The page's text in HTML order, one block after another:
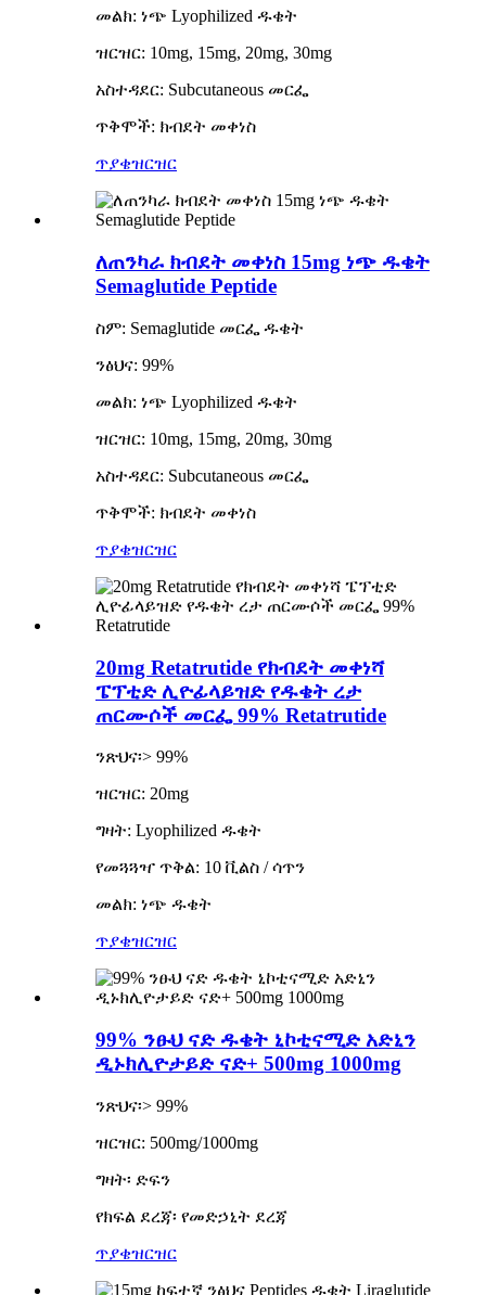
መልክ: ነጭ Lyophilized ዱቄት
ዝርዝር: 10mg, 15mg, 20mg, 30mg
አስተዳደር: Subcutaneous መርፌ
ጥቅሞች: ክብደት መቀነስ
ጥያቄዝርዝር
ለጠንካራ ክብደት መቀነስ 15mg ነጭ ዱቄት
Semaglutide Peptide
ስም: Semaglutide መርፌ ዱቄት
ንፅህና: 99%
መልክ: ነጭ Lyophilized ዱቄት
ዝርዝር: 10mg, 15mg, 20mg, 30mg
አስተዳደር: Subcutaneous መርፌ
ጥቅሞች: ክብደት መቀነስ
ጥያቄዝርዝር
20mg Retatrutide የክብደት መቀነሻ
ፔፕቲድ ሊዮፊላይዝድ የዱቄት ረታ
ጠርሙሶች መርፌ 99% Retatrutide
ንጽህና፡> 99%
ዝርዝር: 20mg
ግዛት: Lyophilized ዱቄት
የመጓጓዣ ጥቅል: 10 ቪልስ / ሳጥን
መልክ: ነጭ ዱቄት
ጥያቄዝርዝር
99% ንፁህ ናድ ዱቄት ኒኮቲናሚድ አድኒን
ዲኑክሊዮታይድ ናድ+ 500mg 1000mg
ንጽህና፡> 99%
ዝርዝር: 500mg/1000mg
ግዛት፡ ድፍን
የክፍል ደረጃ፡ የመድኃኒት ደረጃ
ጥያቄዝርዝር